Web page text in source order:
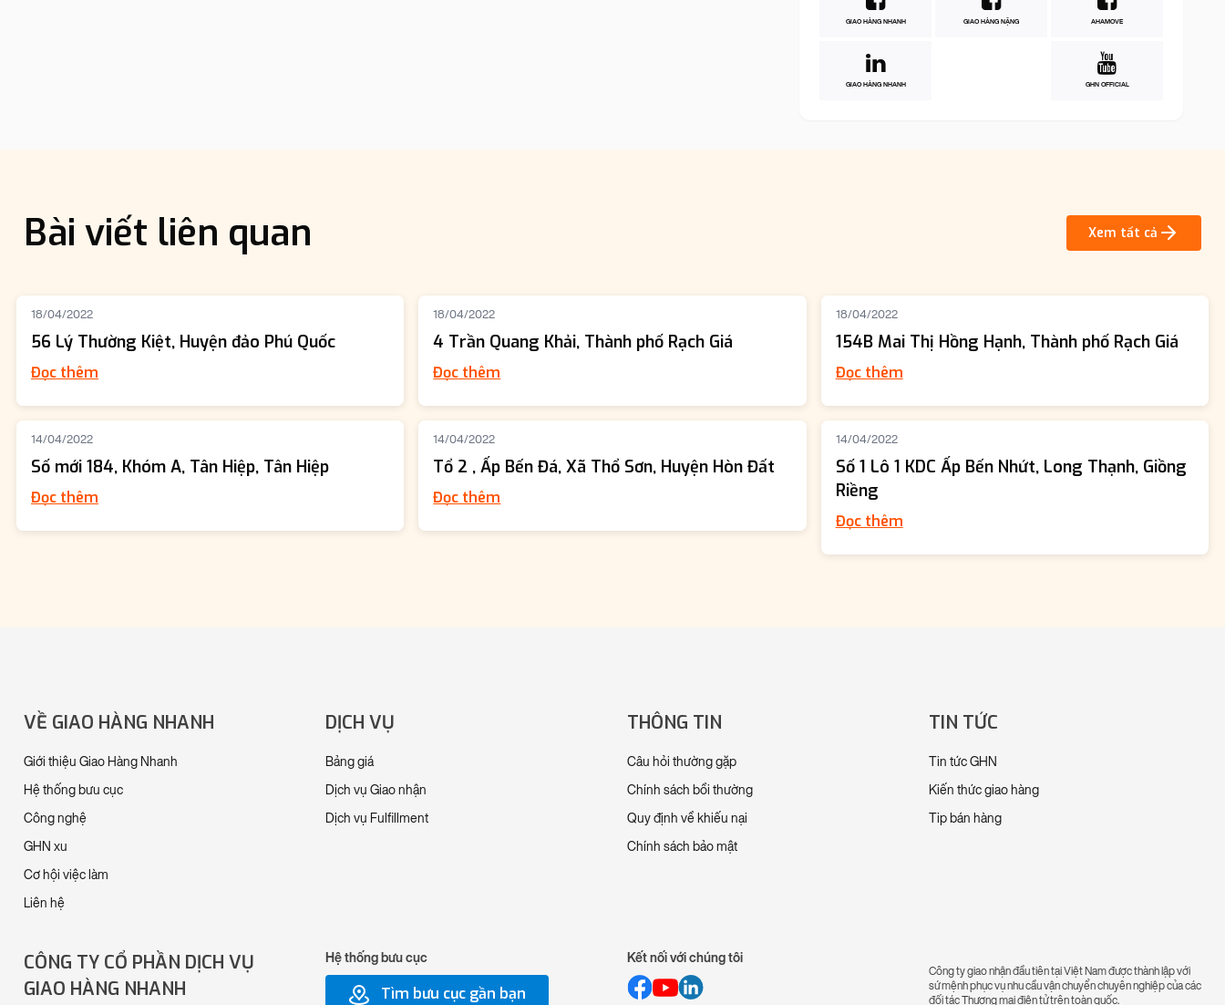
GIAO HÀNG NHANH GIAO HÀNG NẶNG AHAMOVE
GIAO HÀNG NHANH GHN OFFICIAL
Bài viết liên quan Xem tất cả
18/04/2022
56 Lý Thường Kiệt, Huyện đảo Phú Quốc
Đọc thêm
18/04/2022
4 Trần Quang Khải, Thành phố Rạch Giá
Đọc thêm
18/04/2022
154B Mai Thị Hồng Hạnh, Thành phố Rạch Giá
Đọc thêm
14/04/2022
Số mới 184, Khóm A, Tân Hiệp, Tân Hiệp
Đọc thêm
14/04/2022
Tổ 2 , Ấp Bến Đá, Xã Thổ Sơn, Huyện Hòn Đất
Đọc thêm
14/04/2022
Số 1 Lô 1 KDC Ấp Bến Nhứt, Long Thạnh, Giồng
Riềng
Đọc thêm
VỀ GIAO HÀNG NHANH
Giới thiệu Giao Hàng Nhanh
Hệ thống bưu cục
Công nghệ
GHN xu
Cơ hội việc làm
Liên hệ
DỊCH VỤ
Bảng giá
Dịch vụ Giao nhận
Dịch vụ Fulfillment
THÔNG TIN
Câu hỏi thường gặp
Chính sách bồi thường
Quy định về khiếu nại
Chính sách bảo mật
TIN TỨC
Tin tức GHN
Kiến thức giao hàng
Tip bán hàng
CÔNG TY CỔ PHẦN DỊCH VỤ
GIAO HÀNG NHANH
Hệ thống bưu cục
Tìm bưu cục gần bạn
Kết nối với chúng tôi
Công ty giao nhận đầu tiên tại Việt Nam được thành lập với
sứ mệnh phục vụ nhu cầu vận chuyển chuyên nghiệp của các
đối tác Thương mại điện tử trên toàn quốc.